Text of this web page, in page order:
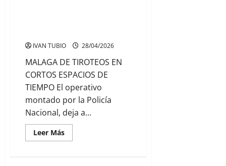
DE
100.000
HABITANTES
IVAN TUBIO 28/04/2026
MALAGA DE TIROTEOS EN
CORTOS ESPACIOS DE
TIEMPO El operativo
montado por la Policía
Nacional, deja a...
Leer MásLeer
más